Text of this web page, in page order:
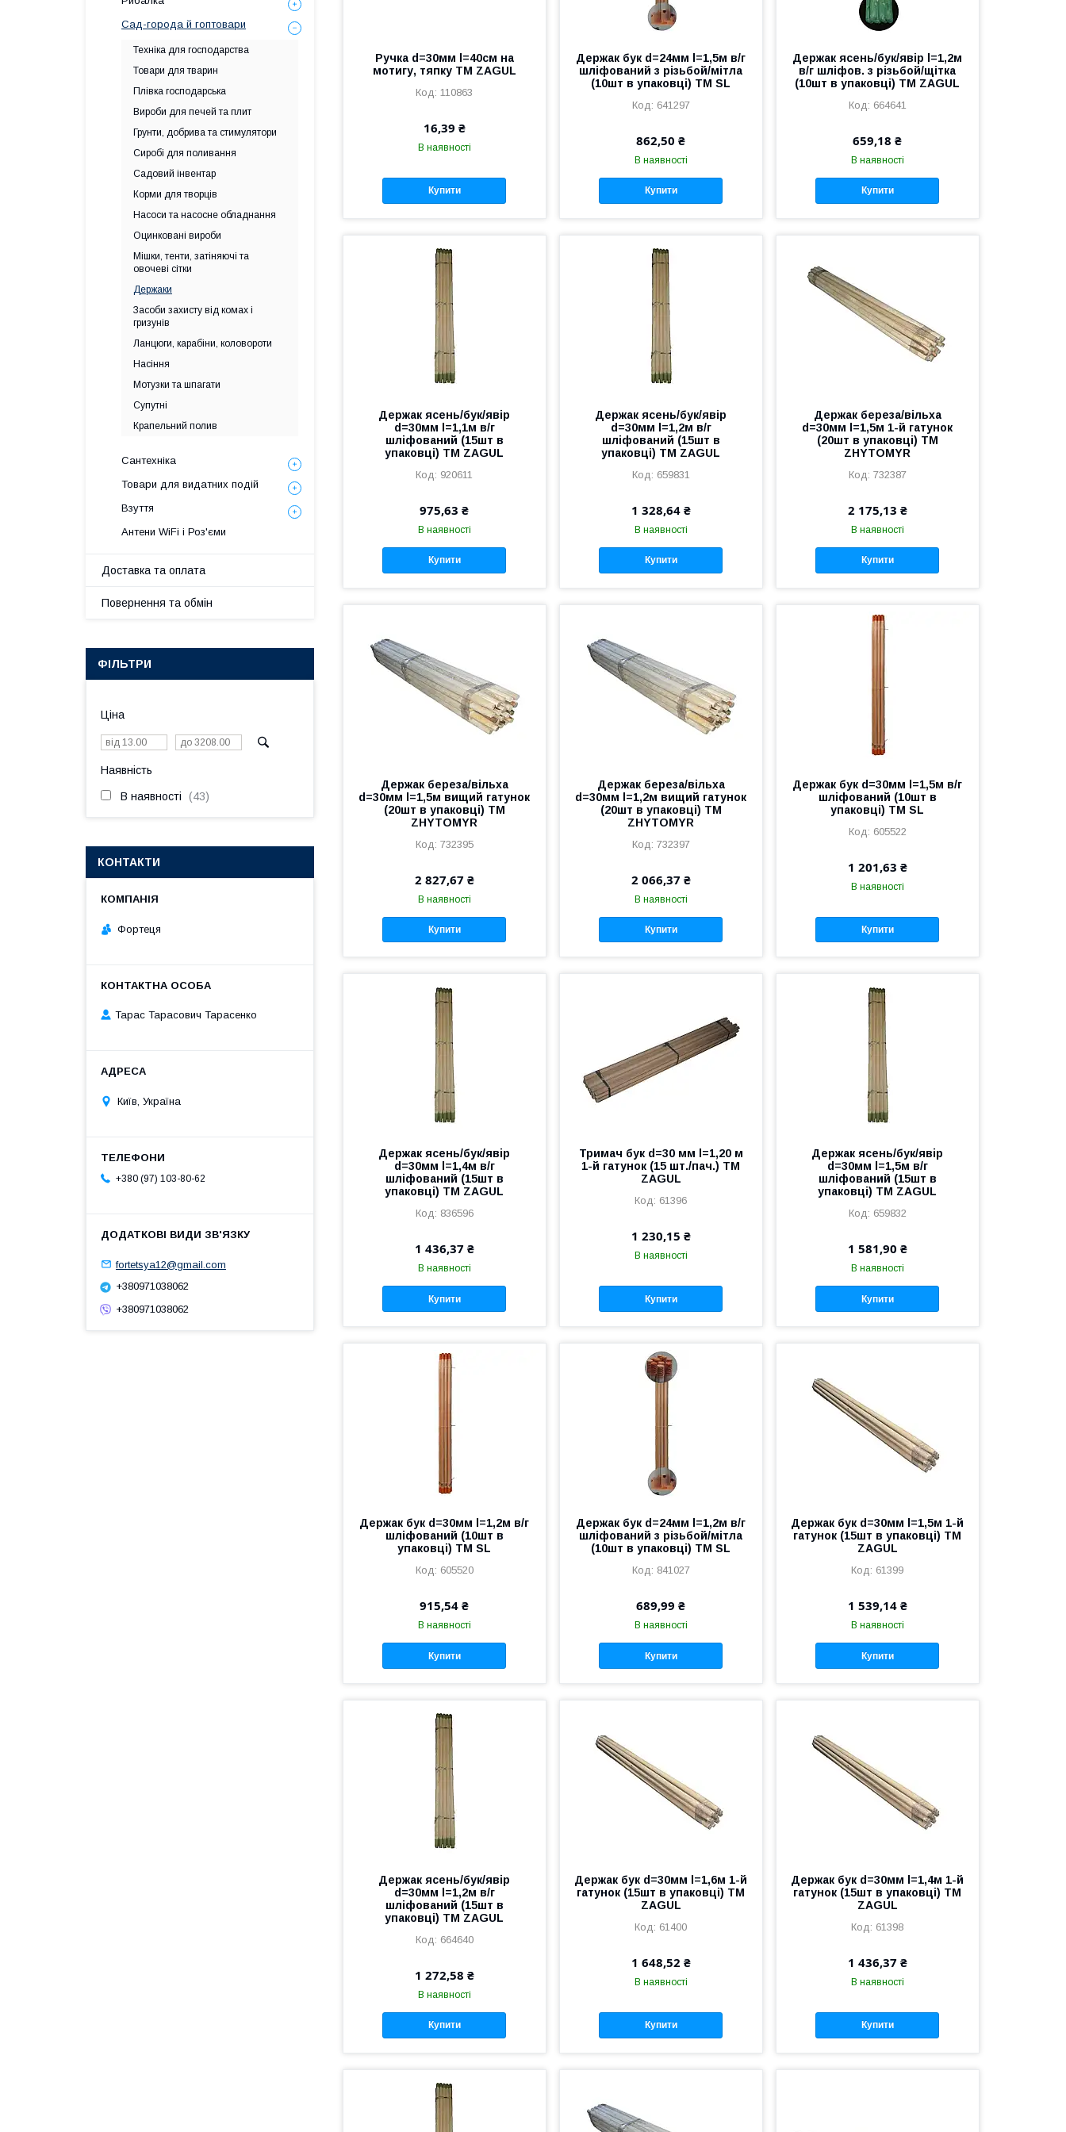
Ручка d=30мм l=40см на
мотигу, тяпку ТМ ZAGUL
110863
16,39 ₴
В наявності
Купити
Держак бук d=24мм l=1,5м в/г
шліфований з різьбой/мітла
(10шт в упаковці) ТМ SL
641297
862,50 ₴
В наявності
Купити
Держак ясень/бук/явір l=1,2м
в/г шліфов. з різьбой/щітка
(10шт в упаковці) ТМ ZAGUL
664641
659,18 ₴
В наявності
Купити
Держак ясень/бук/явір
d=30мм l=1,1м в/г
шліфований (15шт в
упаковці) ТМ ZAGUL
920611
975,63 ₴
В наявності
Купити
Держак ясень/бук/явір
d=30мм l=1,2м в/г
шліфований (15шт в
упаковці) ТМ ZAGUL
659831
1 328,64 ₴
В наявності
Купити
Держак береза/вільха
d=30мм l=1,5м 1-й гатунок
(20шт в упаковці) ТМ
ZHYTOMYR
732387
2 175,13 ₴
В наявності
Купити
Держак береза/вільха
d=30мм l=1,5м вищий гатунок
(20шт в упаковці) ТМ
ZHYTOMYR
732395
2 827,67 ₴
В наявності
Купити
Держак береза/вільха
d=30мм l=1,2м вищий гатунок
(20шт в упаковці) ТМ
ZHYTOMYR
732397
2 066,37 ₴
В наявності
Купити
Держак бук d=30мм l=1,5м в/г
шліфований (10шт в
упаковці) ТМ SL
605522
1 201,63 ₴
В наявності
Купити
Держак ясень/бук/явір
d=30мм l=1,4м в/г
шліфований (15шт в
упаковці) ТМ ZAGUL
836596
1 436,37 ₴
В наявності
Купити
Тримач бук d=30 мм l=1,20 м
1-й гатунок (15 шт./пач.) ТМ
ZAGUL
61396
1 230,15 ₴
В наявності
Купити
Держак ясень/бук/явір
d=30мм l=1,5м в/г
шліфований (15шт в
упаковці) ТМ ZAGUL
659832
1 581,90 ₴
В наявності
Купити
Держак бук d=30мм l=1,2м в/г
шліфований (10шт в
упаковці) ТМ SL
605520
915,54 ₴
В наявності
Купити
Держак бук d=24мм l=1,2м в/г
шліфований з різьбой/мітла
(10шт в упаковці) ТМ SL
841027
689,99 ₴
В наявності
Купити
Держак бук d=30мм l=1,5м 1-й
гатунок (15шт в упаковці) ТМ
ZAGUL
61399
1 539,14 ₴
В наявності
Купити
Держак ясень/бук/явір
d=30мм l=1,2м в/г
шліфований (15шт в
упаковці) ТМ ZAGUL
664640
1 272,58 ₴
В наявності
Купити
Держак бук d=30мм l=1,6м 1-й
гатунок (15шт в упаковці) ТМ
ZAGUL
61400
1 648,52 ₴
В наявності
Купити
Держак бук d=30мм l=1,4м 1-й
гатунок (15шт в упаковці) ТМ
ZAGUL
61398
1 436,37 ₴
В наявності
Купити
Сад-города й гоптовари
Техніка для господарства
Товари для тварин
Плівка господарська
Вироби для печей та плит
Грунти, добрива та стимулятори
Сиробі для поливання
Садовий інвентар
Корми для творців
Насоси та насосне обладнання
Оцинковані вироби
Мішки, тенти, затіняючі та
овочеві сітки
Держаки
Засоби захисту від комах і
гризунів
Ланцюги, карабіни, коловороти
Насіння
Мотузки та шпагати
Супутні
Крапельний полив
Сантехніка
Товари для видатних подій
Взуття
Антени WiFi і Роз'єми
Доставка та оплата
Повернення та обмін
ФІЛЬТРИ
Ціна
Наявність
В наявності 43
КОНТАКТИ
Фортеця
Тарас Тарасович Тарасенко
Київ, Україна
+380 (97) 103-80-62
fortetsya12@gmail.com
+380971038062
+380971038062